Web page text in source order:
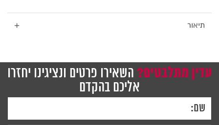
תיאור +
עדין מתלבטים? השאירו פרטים ונציגינו יחזרו
אליכם בהקדם